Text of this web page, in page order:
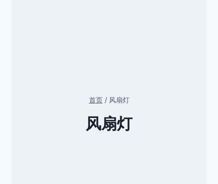
首页 / 风扇灯
风扇灯